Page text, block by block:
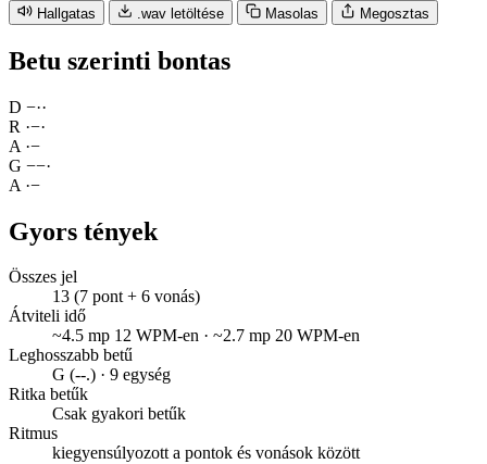
Hallgatas .wav letöltése Masolas Megosztas
Betu szerinti bontas
D −··
R ·−·
A ·−
G −−·
A ·−
Gyors tények
Összes jel
13 (7 pont + 6 vonás)
Átviteli idő
~4.5 mp 12 WPM-en · ~2.7 mp 20 WPM-en
Leghosszabb betű
G (--.) · 9 egység
Ritka betűk
Csak gyakori betűk
Ritmus
kiegyensúlyozott a pontok és vonások között